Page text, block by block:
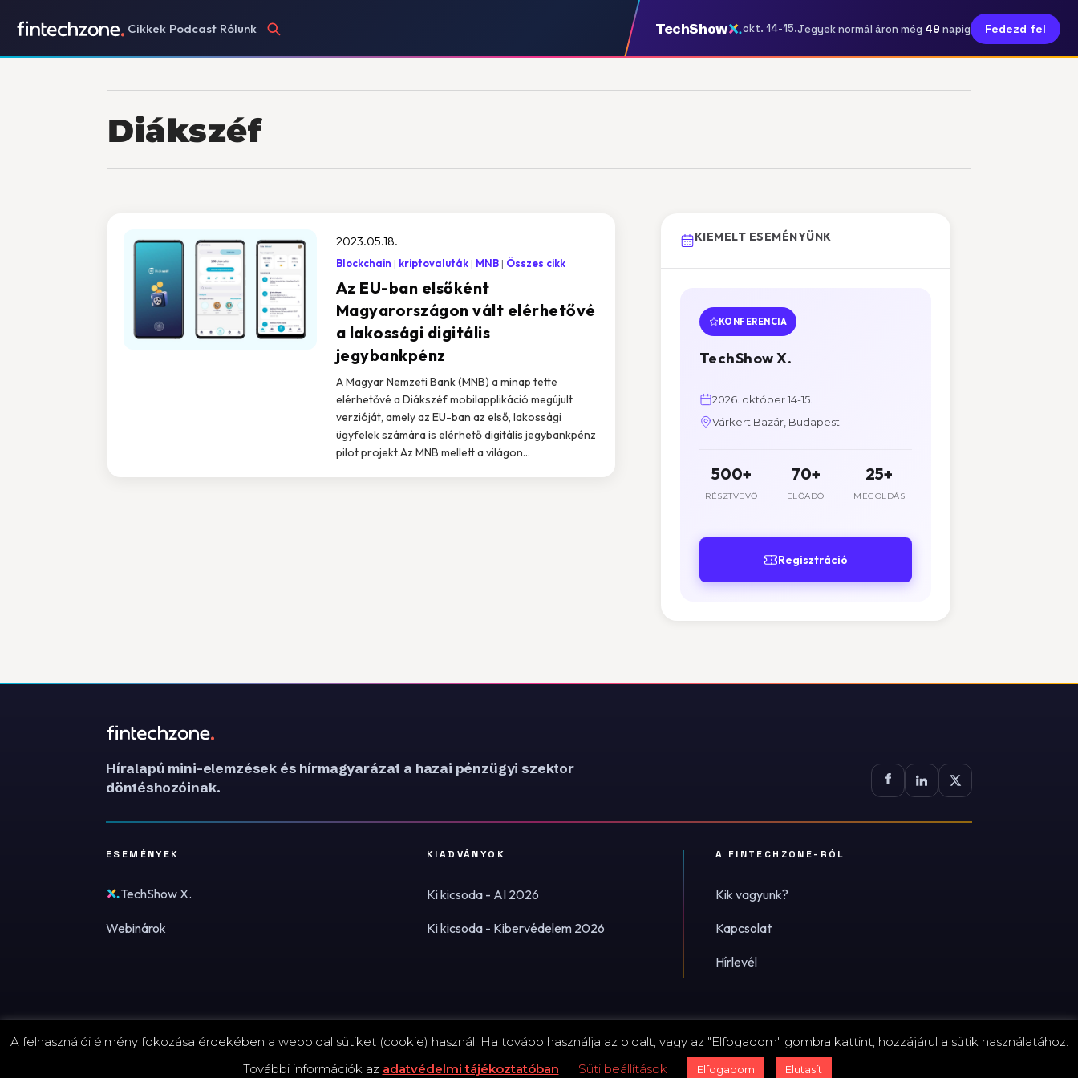
Cikkek Podcast Rólunk TechShow okt. 14-15.Jegyek normál áron még 49 napig Fedezd fel
Diákszéf
Az EU-ban elsőként
Magyarországon vált elérhetővé
a lakossági digitális
jegybankpénz
2023.05.18.
Blockchain kriptovaluták MNB Összes cikk
A Magyar Nemzeti Bank (MNB) a minap tette
elérhetővé a Diákszéf mobilapplikáció megújult
verzióját, amely az EU-ban az első, lakossági
ügyfelek számára is elérhető digitális jegybankpénz
pilot projekt.Az MNB mellett a világon...
KIEMELT ESEMÉNYÜNK
KONFERENCIA
TechShow X.
2026. október 14-15.
Várkert Bazár, Budapest
500+
RÉSZTVEVŐ
70+
ELŐADÓ
25+
MEGOLDÁS
Regisztráció
Híralapú mini-elemzések és hírmagyarázat a hazai pénzügyi szektor
döntéshozóinak.
ESEMÉNYEK
TechShow X.
Webinárok
KIADVÁNYOK
Ki kicsoda - AI 2026
Ki kicsoda - Kibervédelem 2026
A FINTECHZONE-RÓL
Kik vagyunk?
Kapcsolat
Hírlevél
© 2026 FinTechZone.hu - A FinTech Group Kft. Impresszum · Adatvédelmi tájékoztató (PDF) Süti-beállítások
A felhasználói élmény fokozása érdekében a weboldal sütiket (cookie) használ. Ha tovább használja az oldalt, vagy az "Elfogadom" gombra kattint, hozzájárul a sütik használatához.
További információk az adatvédelmi tájékoztatóban Süti beállítások Elfogadom Elutasít